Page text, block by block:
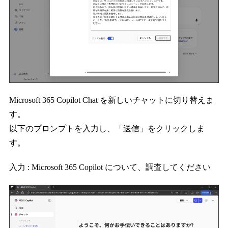
Microsoft 365 Copilot Chat を新しいチャットに切り替えま
す。
以下のプロンプトを入力し、「送信」をクリックしま
す。
入力 : Microsoft 365 Copilot について、調査してください